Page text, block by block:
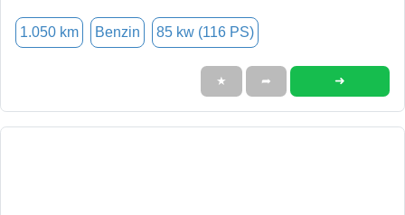
1.050 km Benzin 85 kw (116 PS)
★ ➦ ➜